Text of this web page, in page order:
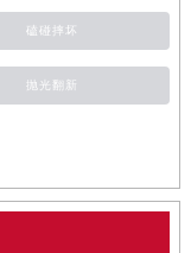
磕碰摔坏
抛光翻新